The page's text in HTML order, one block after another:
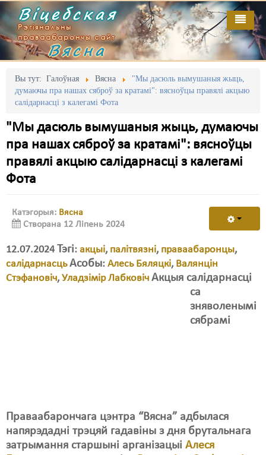
Віцебская
Рэгіянальны
праваабарончы сайт
Вясна
Вы тут: Галоўная Вясна
"Мы дасюль вымушаныя жыць,
думаючы пра нашах сяброў за кратамі": вясноўцы правялі акцыю
салідарнасці з калегамі Фота
"Мы дасюль вымушаныя жыць, думаючы
пра нашах сяброў за кратамі": вясноўцы
правялі акцыю салідарнасці з калегамі
Фота
Катэгорыя: Вясна
Створана 12 Ліпень 2024
12.07.2024 Тэгі: акцыі, палітвязні, праваабаронцы,
салідарнасць Асобы: Алесь Бяляцкі, Валянцін
Стэфановіч, Уладзімір Лабковіч Акцыя салідарнасці
са
зняволенымі
сябрамі
Праваабарончага цэнтра “Вясна” адбылася
напярэдадні трэцяй гадавіны з дня брутальнага
затрымання старшыні арганізацыі Алеся
Галоўная
Адміністрацыйны перасьлед
Акцыі
Безбар'ернае асяродзьдзе
Выбары
Грамадзянскія ініцыятывы
Дыскрымінацыя
Затрыманьні
Карная псыхіятрыя
Палітвязьні
Праваабаронцы
Выданьні
Відэа
Кантакт
Пра нас
RSS